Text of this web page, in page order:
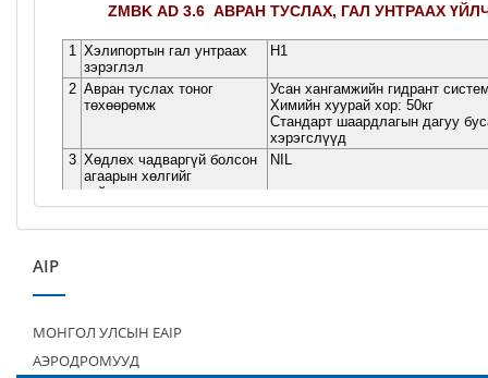
AIP
МОНГОЛ УЛСЫН EAIP
АЭРОДРОМУУД